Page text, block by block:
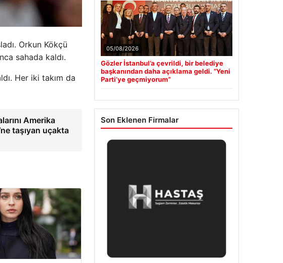
Orkun Kökçü
sahada kaldı.
Her iki takım da
Amerika
taşıyan uçakta
05/08/2026
Gözler İstanbul’a çevrildi, bir belediye
başkanından daha açıklama geldi. “Yeni
Parti’ye geçmiyorum”
Son Eklenen Firmalar